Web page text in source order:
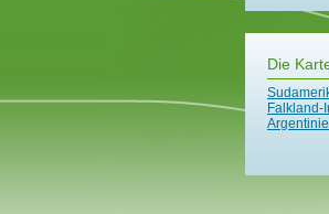
Die
Falkland-